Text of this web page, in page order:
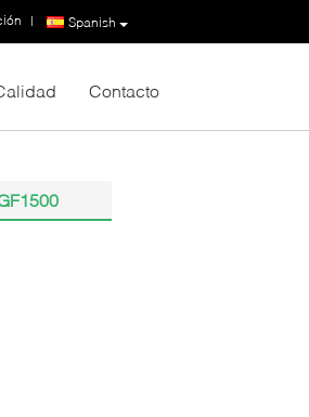
Spanish
|
Contacto